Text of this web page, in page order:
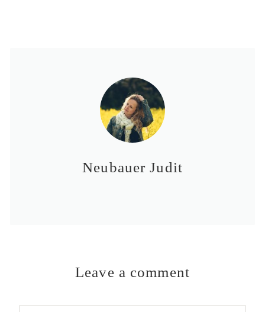
Neubauer Judit
Leave a comment